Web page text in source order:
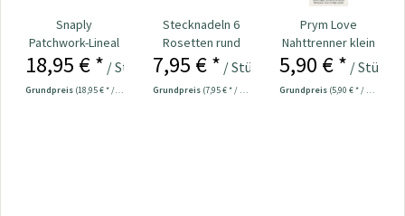
Snaply
Patchwork-Lineal
60 x 15 cm
18,95 € * / Stück
Grundpreis (18,95 € * / 1 Stück)
Stecknadeln 6
Rosetten rund
Kopf bunt
Nr.109534
7,95 € * / Stück
Grundpreis (7,95 € * / 1 Stück)
Prym Love
Nahttrenner klein
ergonomic Nr.
5,90 € * / Stück
Grundpreis (5,90 € * / 1 Stück)